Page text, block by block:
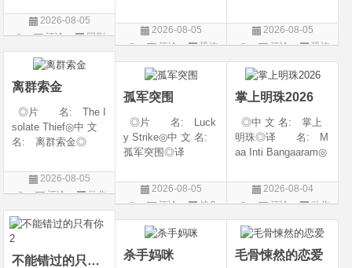
年 代: 2026◎
产 地: 中国大
情 / 爱情◎语 言:
汉语普通话◎上映
2026-08-05
评论
国剧
地: 澳大利亚◎
类 别: 惊悚 / 恐
语◎上映日期: 202
6-07-24(澳大利亚)
2026-08-05
评论
恐怖
片
焚场(台) / 鬼玩人6：
燃烧 / 鬼玩人崛起衍
2026◎产 地:
美国◎类 别:
2026-08-05
评论
恐怖
片
离群索金
◎片 名: The I
solate Thief◎中 文
名: 离群索金◎
产 地: 美国◎
类 别: 西部◎
上映日期: 2026-07-
10(美国)◎IMDb评分
2026-08-05
评论
动作
片
孤军突围
◎片 名: Luck
y Strike◎中 文 名:
孤军突围◎译
年 代: 2026◎
产 地: 美国◎
作 / 战争◎语 言:
英语◎上映日
2026-08-05
评论
战争
片
掌上明珠2026
◎中 文 名: 掌上
明珠◎译 名: M
aa Inti Bangaaram◎
产 地: 印度◎
类 别: 动作 / 惊
卢固语 Telugu◎上映
日期: 2026-06
2026-08-04
评论
动作
片
不能错过的只有你2 杀手妈咪 毛骨悚然的恋爱